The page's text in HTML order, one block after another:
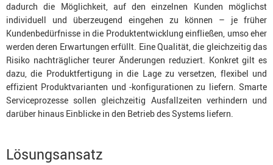
dadurch die Möglichkeit, auf den einzelnen Kunden möglichst
individuell und überzeugend eingehen zu können – je früher
Kundenbedürfnisse in die Produktentwicklung einfließen, umso eher
werden deren Erwartungen erfüllt. Eine Qualität, die gleichzeitig das
Risiko nachträglicher teurer Änderungen reduziert. Konkret gilt es
dazu, die Produktfertigung in die Lage zu versetzen, flexibel und
effizient Produktvarianten und -konfigurationen zu liefern. Smarte
Serviceprozesse sollen gleichzeitig Ausfallzeiten verhindern und
darüber hinaus Einblicke in den Betrieb des Systems liefern.
Lösungsansatz